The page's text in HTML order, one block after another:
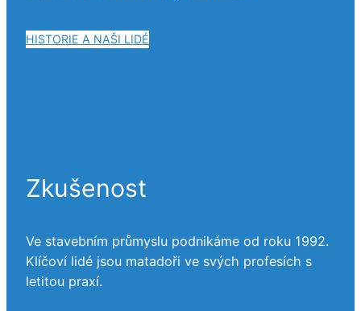
HISTORIE A NAŠI LIDÉ
Zkušenost
Ve stavebním průmyslu podnikáme od roku 1992.
Klíčoví lidé jsou matadoři ve svých profesích s
letitou praxí.